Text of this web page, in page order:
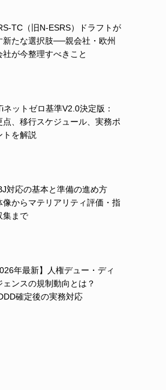
TC（旧N-ESRS）ドラフトが
新たな選択肢──親会社・欧州
社が今整理すべきこと
ネットゼロ基準V2.0決定版：
点、移行スケジュール、実務ポ
トを解説
対応の基本と準備の進め方
像からマテリアリティ評価・指
集まで
年最新】人権デュー・ディ
ェンスの規制動向とは？
確定後の実務対応